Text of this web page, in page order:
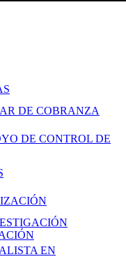
DE COBRANZA
DE CONTROL DE
EN